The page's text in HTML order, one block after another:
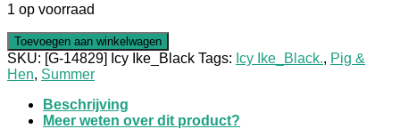
1 op voorraad
Toevoegen aan winkelwagen
SKU: [G-14829] Icy Ike_Black Tags: Icy Ike_Black., Pig &
Hen, Summer
Beschrijving
Meer weten over dit product?